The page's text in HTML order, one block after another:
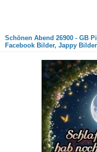
Schönen Abend 26900 - GB
Facebook Bilder, Jappy Bilder